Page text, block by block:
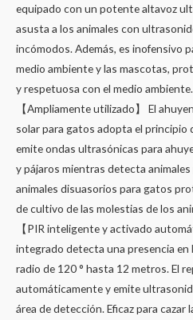
equipado con un potente altavoz
asusta a los animales con
incómodos. Además, es inofensivo
medio ambiente y las mascotas,
y respetuosa con el medio ambiente.
【Ampliamente utilizado】 El
solar para gatos adopta el
emite ondas ultrasónicas para
y pájaros mientras detecta
animales disuasorios para gatos
de cultivo de las molestias de los
【PIR inteligente y activado
integrado detecta una presencia
radio de 120 ° hasta 12 metros. El
automáticamente y emite
área de detección. Eficaz para cazar